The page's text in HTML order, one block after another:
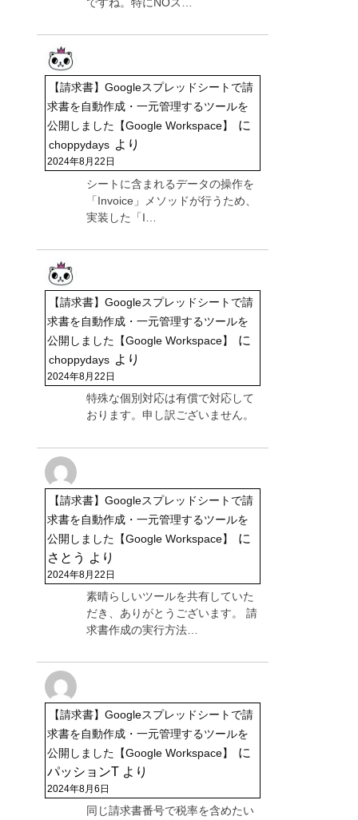
【請求書】Googleスプレッドシートで請
求書を自動作成・一元管理するツールを
公開しました【Google Workspace】
に
choppydays より
2024年8月22日
シートに含まれるデータの操作を
「Invoice」メソッドが行うため、
実装した「I…
【請求書】Googleスプレッドシートで請
求書を自動作成・一元管理するツールを
公開しました【Google Workspace】
に
choppydays より
2024年8月22日
特殊な個別対応は有償で対応して
おります。申し訳ございません。
【請求書】Googleスプレッドシートで請
求書を自動作成・一元管理するツールを
公開しました【Google Workspace】
に
さとう より
2024年8月22日
素晴らしいツールを共有していた
だき、ありがとうございます。 請
求書作成の実行方法…
【請求書】Googleスプレッドシートで請
求書を自動作成・一元管理するツールを
公開しました【Google Workspace】
に
パッションT より
2024年8月6日
同じ請求書番号で税率を含めたい